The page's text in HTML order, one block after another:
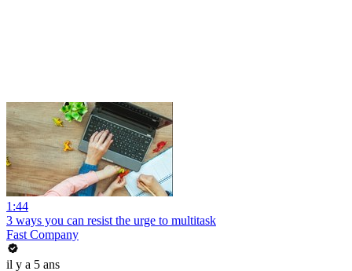
1:44
3 ways you can resist the urge to multitask
Fast Company
il y a 5 ans